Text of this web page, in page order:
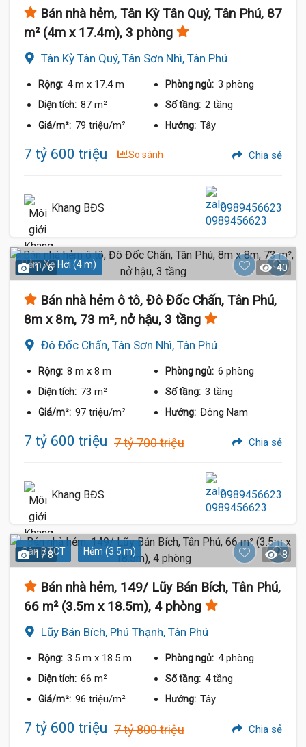
Bán nhà hẻm, Tân Kỳ Tân Quý, Tân Phú, 87
m² (4m x 17.4m), 3 phòng
Tân Kỳ Tân Quý, Tân Sơn Nhì, Tân Phú
Rộng: 4 m x 17.4 m Phòng ngủ: 3 phòng
Diện tích: 87 m² Số tầng: 2 tầng
Giá/m²: 79 triệu/m² Hướng: Tây
7 tỷ 600 triệu So sánh Chia sẻ
Khang BĐS 0989456623
Hẻm Xe Hơi (4 m)
1 / 6 40
Bán nhà hẻm ô tô, Đô Đốc Chấn, Tân Phú,
8m x 8m, 73 m², nở hậu, 3 tầng
Đô Đốc Chấn, Tân Sơn Nhì, Tân Phú
Rộng: 8 m x 8 m Phòng ngủ: 6 phòng
Diện tích: 73 m² Số tầng: 3 tầng
Giá/m²: 97 triệu/m² Hướng: Đông Nam
7 tỷ 600 triệu 7 tỷ 700 triệu Chia sẻ
Khang BĐS 0989456623
Sàn BTCT Hẻm (3.5 m)
1 / 8 8
Bán nhà hẻm, 149/ Lũy Bán Bích, Tân Phú,
66 m² (3.5m x 18.5m), 4 phòng
Lũy Bán Bích, Phú Thạnh, Tân Phú
Rộng: 3.5 m x 18.5 m Phòng ngủ: 4 phòng
Diện tích: 66 m² Số tầng: 4 tầng
Giá/m²: 96 triệu/m² Hướng: Tây
7 tỷ 600 triệu 7 tỷ 800 triệu Chia sẻ